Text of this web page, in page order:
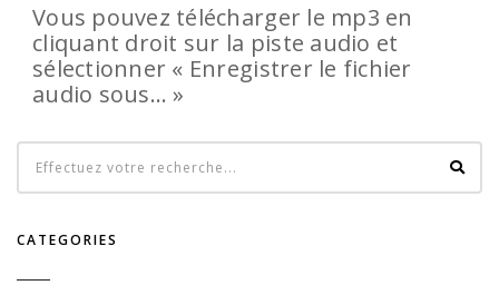
Vous pouvez télécharger le mp3 en
cliquant droit sur la piste audio et
sélectionner « Enregistrer le fichier
audio sous… »
CATEGORIES